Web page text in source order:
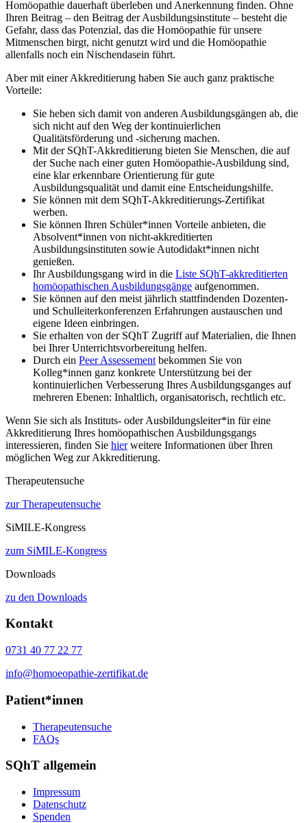
Homöopathie dauerhaft überleben und Anerkennung finden. Ohne
Ihren Beitrag – den Beitrag der Ausbildungsinstitute – besteht die
Gefahr, dass das Potenzial, das die Homöopathie für unsere
Mitmenschen birgt, nicht genutzt wird und die Homöopathie
allenfalls noch ein Nischendasein führt.
Aber mit einer Akkreditierung haben Sie auch ganz praktische
Vorteile:
Sie heben sich damit von anderen Ausbildungsgängen ab, die
sich nicht auf den Weg der kontinuierlichen
Qualitätsförderung und -sicherung machen.
Mit der SQhT-Akkreditierung bieten Sie Menschen, die auf
der Suche nach einer guten Homöopathie-Ausbildung sind,
eine klar erkennbare Orientierung für gute
Ausbildungsqualität und damit eine Entscheidungshilfe.
Sie können mit dem SQhT-Akkreditierungs-Zertifikat
werben.
Sie können Ihren Schüler*innen Vorteile anbieten, die
Absolvent*innen von nicht-akkreditierten
Ausbildungsinstituten sowie Autodidakt*innen nicht
genießen.
Ihr Ausbildungsgang wird in die Liste SQhT-akkreditierten
homöopathischen Ausbildungsgänge aufgenommen.
Sie können auf den meist jährlich stattfindenden Dozenten-
und Schulleiterkonferenzen Erfahrungen austauschen und
eigene Ideen einbringen.
Sie erhalten von der SQhT Zugriff auf Materialien, die Ihnen
bei Ihrer Unterrichtsvorbereitung helfen.
Durch ein Peer Assessement bekommen Sie von
Kolleg*innen ganz konkrete Unterstützung bei der
kontinuierlichen Verbesserung Ihres Ausbildungsganges auf
mehreren Ebenen: Inhaltlich, organisatorisch, rechtlich etc.
Wenn Sie sich als Instituts- oder Ausbildungsleiter*in für eine
Akkreditierung Ihres homöopathischen Ausbildungsgangs
interessieren, finden Sie hierweitere Informationen über Ihren
möglichen Weg zur Akkreditierung.
Therapeutensuche
zur Therapeutensuche
SiMILE-Kongress
zum SiMILE-Kongress
Downloads
zu den Downloads
Kontakt
0731 40 77 22 77
info@homoeopathie-zertifikat.de
Patient*innen
Therapeutensuche
FAQs
SQhT allgemein
Impressum
Datenschutz
Spenden